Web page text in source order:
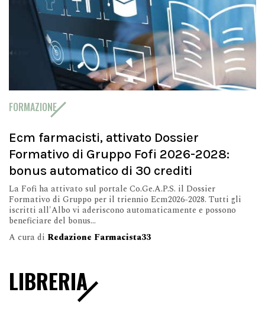
FORMAZIONE
Ecm farmacisti, attivato Dossier
Formativo di Gruppo Fofi 2026-2028:
bonus automatico di 30 crediti
La Fofi ha attivato sul portale Co.Ge.A.P.S. il Dossier
Formativo di Gruppo per il triennio Ecm2026-2028. Tutti gli
iscritti all'Albo vi aderiscono automaticamente e possono
beneficiare del bonus...
A cura di Redazione Farmacista33
LIBRERIA